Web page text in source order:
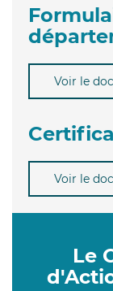
Voir le
Voir le
Le